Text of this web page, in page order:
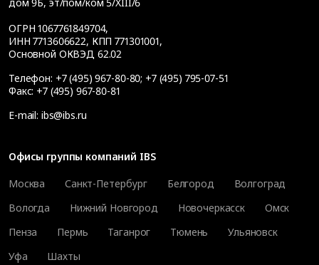
дом 9Б, эт/пом/ком 5/XIII/6
ОГРН 1067761849704,
ИНН 7713606622, КПП 771301001,
Основной ОКВЭД 62.02
Телефон: +7 (495) 967-80-80; +7 (495) 795-07-51
Факс: +7 (495) 967-80-81
E-mail: ibs@ibs.ru
Офисы группы компаний IBS
Москва
Санкт-Петербург Белгород
Волгоград
Вологда
Нижний Новгород Новочеркасск
Омск
Пенза
Пермь Таганрог Тюмень
Ульяновск
Уфа
Шахты